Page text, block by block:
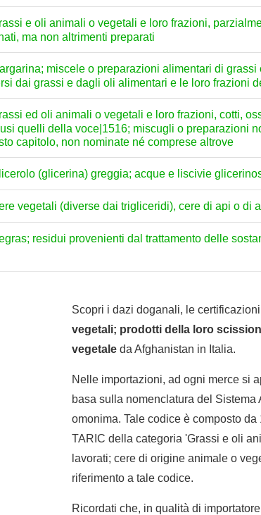
e oli animali o vegetali e loro frazioni,
ma non altrimenti preparati
miscele o preparazioni alimentari di
dai grassi e dagli oli alimentari e le loro frazioni
ed oli animali o vegetali e loro frazioni, cotti,
quelli della voce|1516; miscugli o preparazioni
capitolo, non nominate né comprese altrove
(glicerina) greggia; acque e liscivie
vegetali (diverse dai trigliceridi), cere di api o di
residui provenienti dal trattamento delle
Scopri i dazi doganali, le
vegetali; prodotti della loro
vegetale da Afghanistan in Italia.
Nelle importazioni, ad ogni merce si
basa sulla nomenclatura del
omonima. Tale codice è composto
TARIC della categoria 'Grassi e oli
lavorati; cere di origine animale o
riferimento a tale codice.
Ricordati che, in qualità di